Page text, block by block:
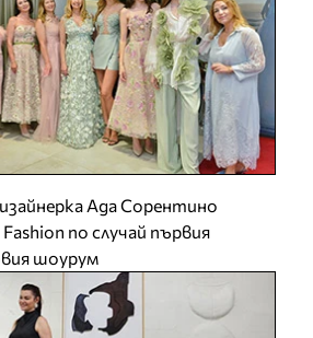
Ада Сорентино
по случай първия
шоурум